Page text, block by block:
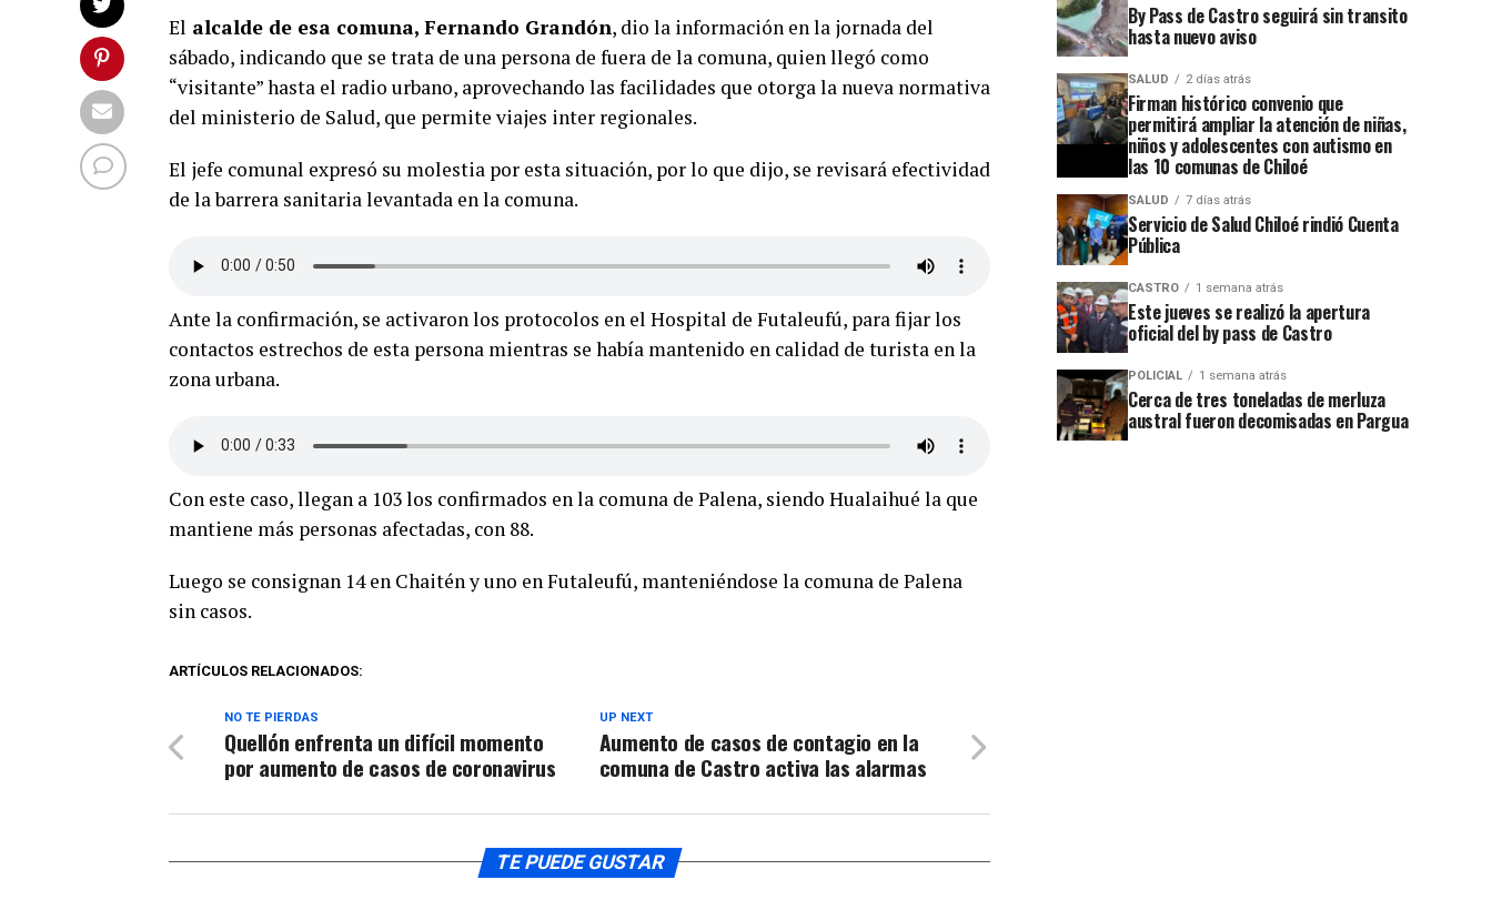
El alcalde de esa comuna, Fernando Grandón, dio la información en la jornada del
sábado, indicando que se trata de una persona de fuera de la comuna, quien llegó como
“visitante” hasta el radio urbano, aprovechando las facilidades que otorga la nueva normativa
del ministerio de Salud, que permite viajes inter regionales.
El jefe comunal expresó su molestia por esta situación, por lo que dijo, se revisará efectividad
de la barrera sanitaria levantada en la comuna.
Ante la confirmación, se activaron los protocolos en el Hospital de Futaleufú, para fijar los
contactos estrechos de esta persona mientras se había mantenido en calidad de turista en la
zona urbana.
Con este caso, llegan a 103 los confirmados en la comuna de Palena, siendo Hualaihué la que
mantiene más personas afectadas, con 88.
Luego se consignan 14 en Chaitén y uno en Futaleufú, manteniéndose la comuna de Palena
sin casos.
ARTÍCULOS RELACIONADOS:
UP NEXT
Aumento de casos de contagio en la
comuna de Castro activa las alarmas
NO TE PIERDAS
Quellón enfrenta un difícil momento
por aumento de casos de coronavirus
TE PUEDE GUSTAR
By Pass de Castro seguirá sin transito
hasta nuevo aviso
SALUD 2 días atrás
Firman histórico convenio que
permitirá ampliar la atención de niñas,
niños y adolescentes con autismo en
las 10 comunas de Chiloé
SALUD 7 días atrás
Servicio de Salud Chiloé rindió Cuenta
Pública
CASTRO 1 semana atrás
Este jueves se realizó la apertura
oficial del by pass de Castro
POLICIAL 1 semana atrás
Cerca de tres toneladas de merluza
austral fueron decomisadas en Pargua